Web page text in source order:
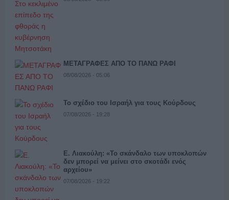
ΜΕΤΑΓΡΑΦΕΣ ΑΠΟ ΤΟ ΠΑΝΩ ΡΑΦΙ
08/08/2026 - 05:06
Το σχέδιο του Ισραήλ για τους Κούρδους
07/08/2026 - 19:28
Ε. Λιακούλη: «Το σκάνδαλο των υποκλοπών
δεν μπορεί να μείνει στο σκοτάδι ενός
αρχείου»
07/08/2026 - 19:22